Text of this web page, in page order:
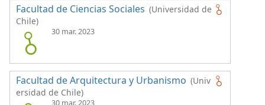
Facultad de Ciencias Sociales (Universidad de
Chile)
30 mar. 2023
Facultad de Arquitectura y Urbanismo (Univ
ersidad de Chile)